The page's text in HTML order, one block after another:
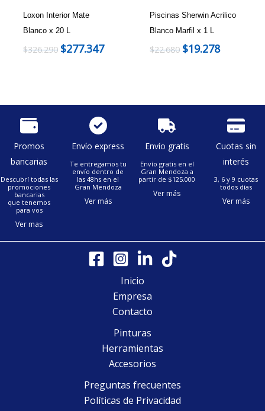
Loxon Interior Mate
Blanco x 20 L
$326.290 $277.347
Piscinas Sherwin Acrilico
Blanco Marfil x 1 L
$22.680 $19.278
Promos
bancarias
Descubrí todas las
promociones
bancarias
que tenemos
para vos
Ver mas
Envío express
Te entregamos tu
envío dentro de
las 48hs en el
Gran Mendoza
Ver más
Envío gratis
Envío gratis en el
Gran Mendoza a
partir de $125.000
Ver más
Cuotas sin
interés
3, 6 y 9 cuotas
todos días
Ver más
Inicio
Empresa
Contacto
Pinturas
Herramientas
Accesorios
Preguntas frecuentes
Políticas de Privacidad